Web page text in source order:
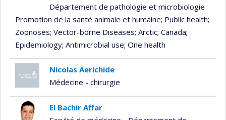
Département de pathologie et microbiologie
Promotion de la santé animale et humaine; Public health;
Zoonoses; Vector-borne Diseases; Arctic; Canada;
Epidemiology; Antimicrobial use; One health
Nicolas Aerichide
Médecine - chirurgie
El Bachir Affar